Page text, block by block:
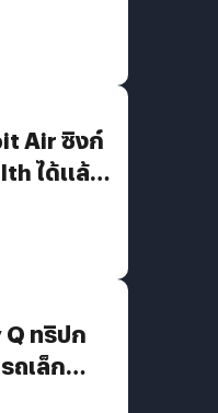
Air ซิงก์
ได้แล้ว
ทริปก
ถเล็ก